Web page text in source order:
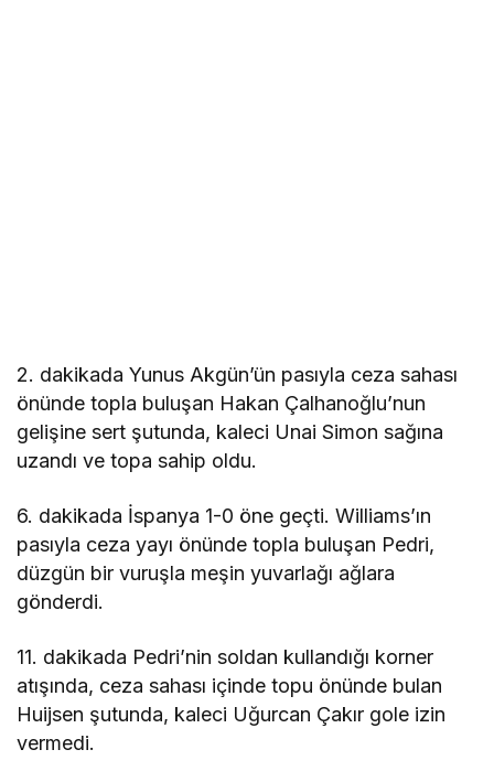
2. dakikada Yunus Akgün’ün pasıyla ceza sahası
önünde topla buluşan Hakan Çalhanoğlu’nun
gelişine sert şutunda, kaleci Unai Simon sağına
uzandı ve topa sahip oldu.
6. dakikada İspanya 1-0 öne geçti. Williams’ın
pasıyla ceza yayı önünde topla buluşan Pedri,
düzgün bir vuruşla meşin yuvarlağı ağlara
gönderdi.
11. dakikada Pedri’nin soldan kullandığı korner
atışında, ceza sahası içinde topu önünde bulan
Huijsen şutunda, kaleci Uğurcan Çakır gole izin
vermedi.